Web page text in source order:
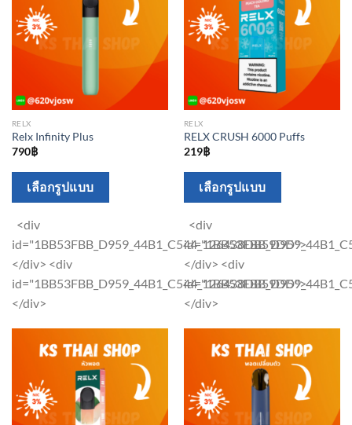
page
RELX
Relx Infinity Plus
790฿
เลือกรูปแบบ
multiple
The
chosen
the
product
<div
id="1BB53FBB_D959_44B1_C544_126438DB59DD">
</div> <div
id="1BB53FBB_D959_44B1_C544_126438DB59DD">
</div>
RELX
RELX CRUSH 6000 Puffs
219฿
เลือกรูปแบบ
multiple
The
chosen
on
the
product
<div
</div> <div
</div>